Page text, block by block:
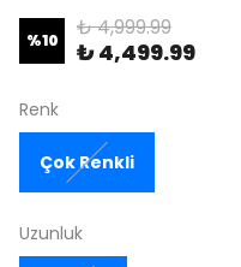
%10 ₺ 4,999.99
₺ 4,499.99
Renk
Çok Renkli
Uzunluk